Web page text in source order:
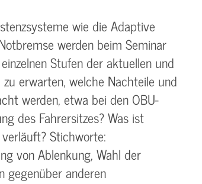
wie die Adaptive
werden beim Seminar
Stufen der aktuellen und
erwarten, welche Nachteile und
werden, etwa bei den OBU-
des Fahrersitzes? Was ist
Stichworte:
von Ablenkung, Wahl der
gegenüber anderen